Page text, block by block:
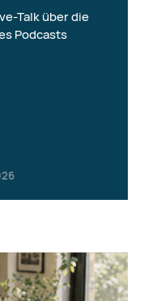
Talk über die